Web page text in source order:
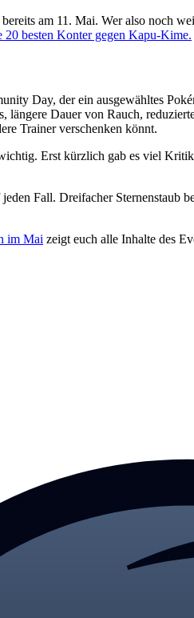
am 11. Mai. Wer also noch
besten Konter gegen Kapu-Kime.
Day, der ein ausgewähltes
Dauer von Rauch,
Trainer verschenken könnt.
Erst kürzlich gab es viel
Fall. Dreifacher Sternenstaub
im Mai zeigt euch alle Inhalte des